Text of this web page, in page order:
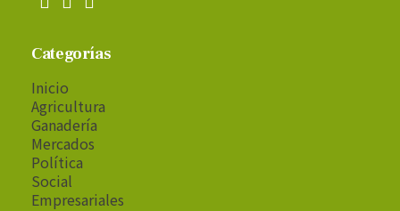
Categorías
Inicio
Agricultura
Ganadería
Mercados
Política
Social
Empresariales